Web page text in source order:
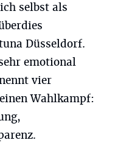
selbst als
Düsseldorf.
emotional
vier
Wahlkampf: